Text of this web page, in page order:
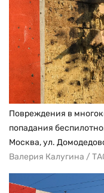
Повреждения в
попадания
Москва, ул.
Валерия Калугина /